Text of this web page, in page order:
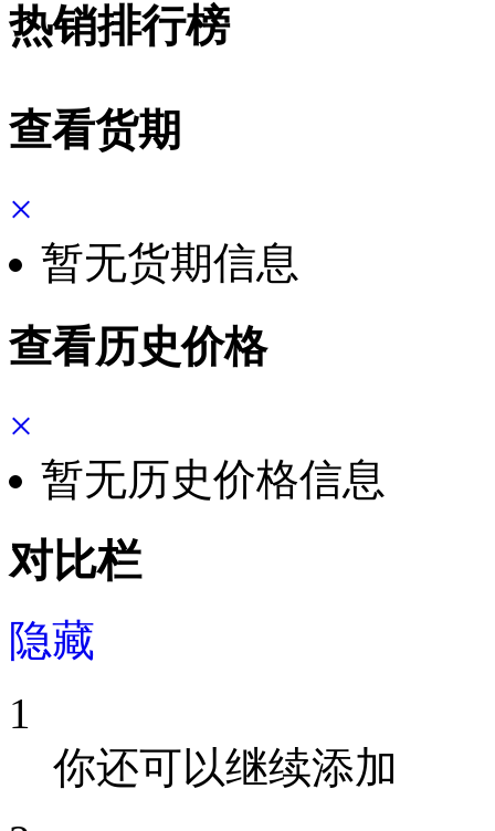
热销排行榜
查看货期
×
暂无货期信息
查看历史价格
×
暂无历史价格信息
对比栏
隐藏
1
你还可以继续添加